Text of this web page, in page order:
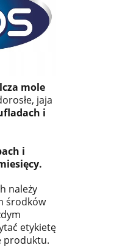
mole
jaja
i
i
należy
środków
etykietę
produktu.